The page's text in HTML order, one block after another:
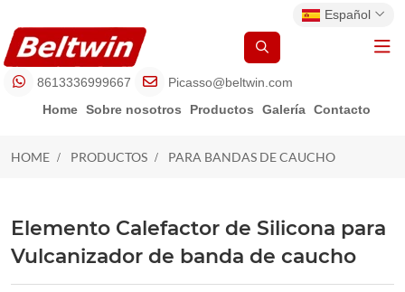
Español
8613336999667
Picasso@beltwin.com
Home Sobre nosotros Productos Galería Contacto
PARA BANDAS DE CAUCHO
HOME PRODUCTOS PARA BANDAS DE CAUCHO
Elemento Calefactor de Silicona para
Vulcanizador de banda de caucho